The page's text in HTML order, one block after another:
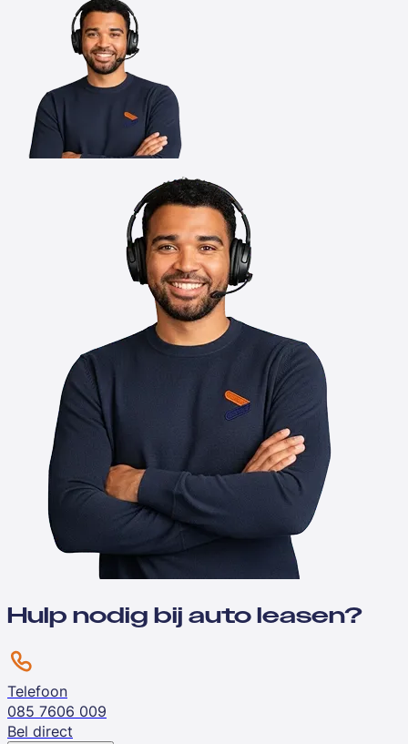
Hulp nodig bij auto leasen?
Telefoon
085 7606 009
Bel direct